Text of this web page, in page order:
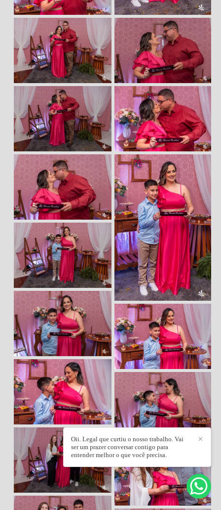
✕
Oii. Legal que curtiu o nosso trabalho. Vai
ser um prazer conversar contigo para
entender melhor o que você precisa.